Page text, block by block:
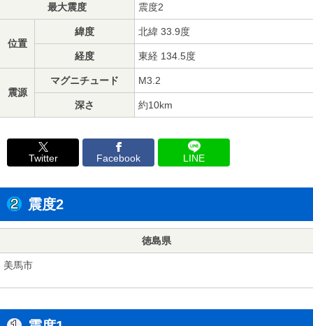
最大震度 震度2
位置
緯度 北緯 33.9度
経度 東経 134.5度
震源
マグニチュード M3.2
深さ 約10km
Twitter Facebook LINE
震度2
徳島県
美馬市